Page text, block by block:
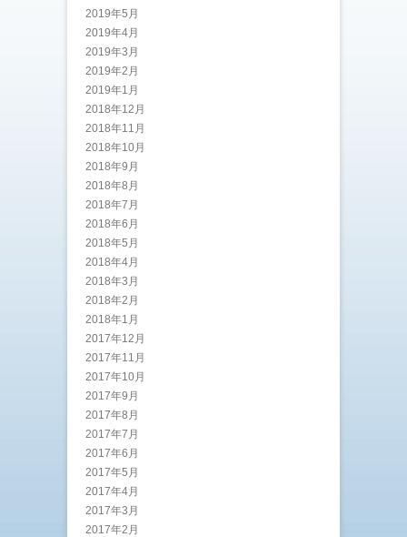
2019年5月
2019年4月
2019年3月
2019年2月
2019年1月
2018年12月
2018年11月
2018年10月
2018年9月
2018年8月
2018年7月
2018年6月
2018年5月
2018年4月
2018年3月
2018年2月
2018年1月
2017年12月
2017年11月
2017年10月
2017年9月
2017年8月
2017年7月
2017年6月
2017年5月
2017年4月
2017年3月
2017年2月